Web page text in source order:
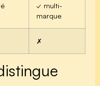
✓ multi-
marque
✗